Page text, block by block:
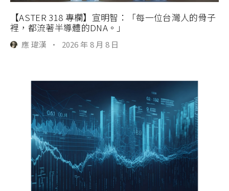
【ASTER 318 專欄】宣明智：「每一位台灣人的骨子
裡，都流著半導體的DNA。」
應 瑋漢 · 2026 年 8 月 8 日